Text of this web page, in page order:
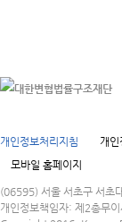
개인정보처리지침 개
모바일 홈페이지
(06595) 서울 서초구 서초
개인정보책임자: 제2총